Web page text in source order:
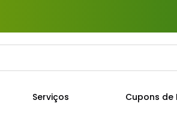
Serviços Cupons de